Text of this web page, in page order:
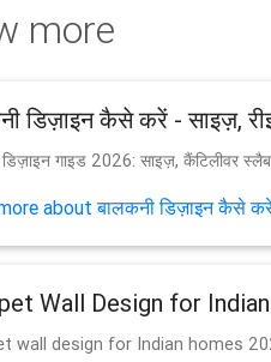
more
डिज़ाइन कैसे करें - साइज़,
डिज़ाइन गाइड 2026: साइज़, कैंटिलीवर
about बालकनी डिज़ाइन कैसे करें
Wall Design for
wall design for Indian homes